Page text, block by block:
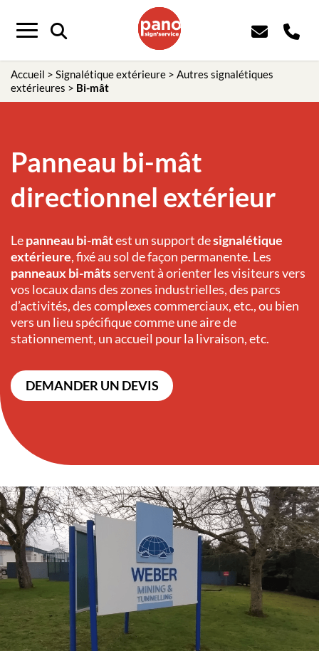
Menu
Accueil > Signalétique extérieure > Autres signalétiques
extérieures > Bi-mât
Panneau bi-mât
directionnel extérieur
Lepanneau bi-mâtest un support designalétique
extérieure, fixé au sol de façon permanente. Les
panneaux bi-mâtsservent à orienter les visiteurs vers
vos locaux dans des zones industrielles, des parcs
d’activités, des complexes commerciaux, etc., ou bien
vers un lieu spécifique comme une aire de
stationnement, un accueil pour la livraison, etc.
DEMANDER UN DEVIS